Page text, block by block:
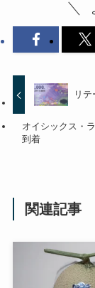
リ
オイシックス・
到着
関連記事